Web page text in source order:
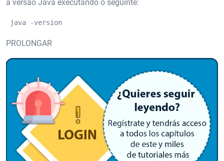
a versão Java executando o seguinte:
java -version
PROLONGAR